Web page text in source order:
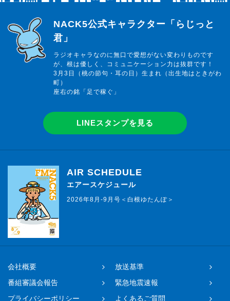
らじっと君
NACK5公式キャラクター「らじっと
君」
ラジオキャラなのに無口で愛想がない変わりものです
が、根は優しく、コミュニケーション力は抜群です！
3月3日（桃の節句・耳の日）生まれ（出生地はときがわ
町）
座右の銘「足で稼ぐ」
LINEスタンプを見る
AIR SCHEDULE
エアースケジュール
2026年8月-9月号＜白根ゆたんぽ＞
会社概要
放送基準
番組審議会報告
緊急地震速報
プライバシーポリシー
よくあるご質問